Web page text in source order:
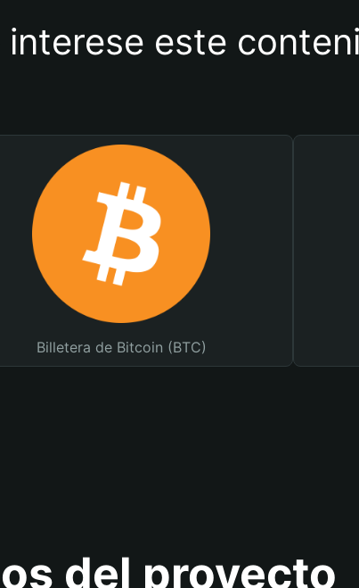
interese este
Billetera de Bitcoin (BTC)
del proyecto